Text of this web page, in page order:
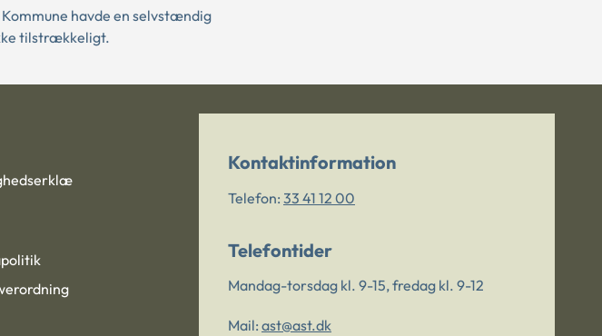
havde en selvstændig
tilstrækkeligt.
Kontaktinformation
Telefon: 33 41 12 00
Telefontider
Mandag-torsdag kl. 9-15, fredag kl. 9-12
Mail: ast@ast.dk